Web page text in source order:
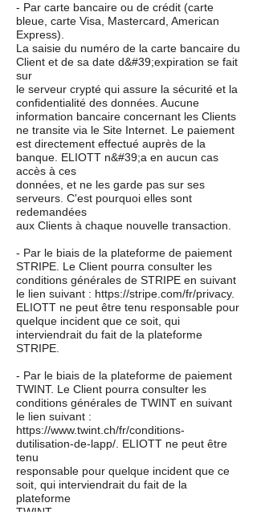
- Par carte bancaire ou de crédit (carte
bleue, carte Visa, Mastercard, American
Express).
La saisie du numéro de la carte bancaire du
Client et de sa date d&#39;expiration se fait
sur
le serveur crypté qui assure la sécurité et la
confidentialité des données. Aucune
information bancaire concernant les Clients
ne transite via le Site Internet. Le paiement
est directement effectué auprès de la
banque. ELIOTT n&#39;a en aucun cas
accès à ces
données, et ne les garde pas sur ses
serveurs. C'est pourquoi elles sont
redemandées
aux Clients à chaque nouvelle transaction.
- Par le biais de la plateforme de paiement
STRIPE. Le Client pourra consulter les
conditions générales de STRIPE en suivant
le lien suivant : https://stripe.com/fr/privacy.
ELIOTT ne peut être tenu responsable pour
quelque incident que ce soit, qui
interviendrait du fait de la plateforme
STRIPE.
- Par le biais de la plateforme de paiement
TWINT. Le Client pourra consulter les
conditions générales de TWINT en suivant
le lien suivant :
https://www.twint.ch/fr/conditions-
dutilisation-de-lapp/. ELIOTT ne peut être
tenu
responsable pour quelque incident que ce
soit, qui interviendrait du fait de la
plateforme
TWINT.